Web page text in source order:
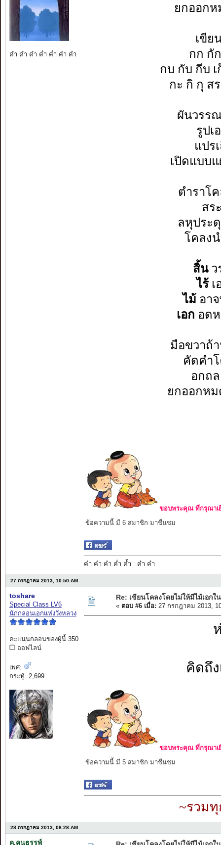
คำ คำ คำ ค่ำ ค่ำ คำ คำ
ยกออก
เขี
กก
กบ กับ กี
กะ กิ
ผันวรร
รูป
แป
เปิดแบ
ตำรา
ส
ลหุปร
โคล
สิ้นว
ไร้เ
ไม้ อา
เอก อด
มือขวา
คัดค
อก
ยกออก
ขอบพระคุณ ที่กรุณาเ
ข้อความนี้ มี 6 สมาชิก มาชื่นชม
คำ คำ คำ ค่ำ ค้ำ คำ คำ
27 กรกฎาคม 2013, 10:50:AM
toshare
Special Class LV6
นักกลอนเอกแห่งวังหลวง
คะแนนกลอนของผู้นี้ 350
ออฟไลน์
เพศ:
กระทู้: 2,699
Re: เขียนโคลงโดยไม่ให้มีไม้เอกใ
« ตอบ #6 เมื่อ: 27 กรกฎาคม 2013,
คิดถึ
ขอบพระคุณ ที่กรุณาเ
ข้อความนี้ มี 5 สมาชิก มาชื่นชม
~รวมทุ
28 กรกฎาคม 2013, 08:28:AM
ค.คนธรรพ์